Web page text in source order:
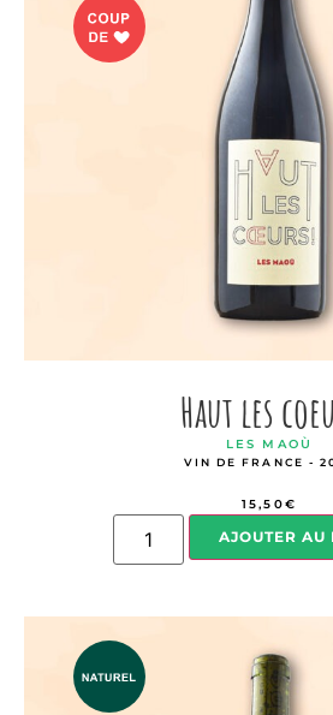
Haut les
LES MAOÙ
VIN DE FRANCE -
15,50€
AJOUTER AU